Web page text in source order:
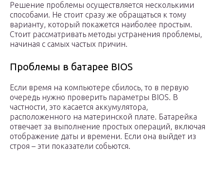
Решение проблемы осуществляется несколькими
способами. Не стоит сразу же обращаться к тому
варианту, который покажется наиболее простым.
Стоит рассматривать методы устранения проблемы,
начиная с самых частых причин.
Проблемы в батарее BIOS
Если время на компьютере сбилось, то в первую
очередь нужно проверить параметры BIOS. В
частности, это касается аккумулятора,
расположенного на материнской плате. Батарейка
отвечает за выполнение простых операций, включая
отображение даты и времени. Если она выйдет из
строя – эти показатели собьются.